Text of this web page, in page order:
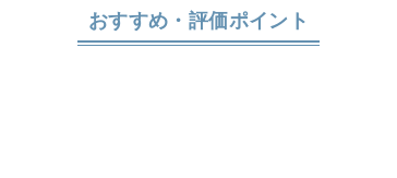
おすすめ・評価ポイント